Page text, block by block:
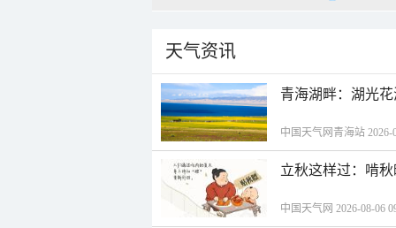
天气资讯
青海湖畔：湖光
中国天气网青海站 2026-
立秋这样过：啃
中国天气网 2026-08-06